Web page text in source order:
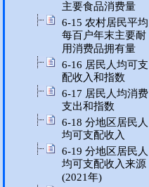
主要食品消费量
6-15 农村居民平均
每百户年末主要耐
用消费品拥有量
6-16 居民人均可支
配收入和指数
6-17 居民人均消费
支出和指数
6-18 分地区居民人
均可支配收入
6-19 分地区居民人
均可支配收入来源
(2021年)